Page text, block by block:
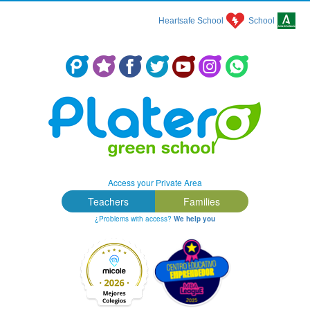
Heartsafe School School
Colegio Concertado en Málaga: Platero Green School
Access your Private Area
Teachers Families
¿Problems with access? We help you